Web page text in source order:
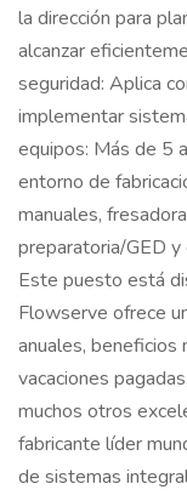
la dirección para
alcanzar
seguridad: Aplica
implementar
equipos: Más de 5
entorno de
manuales,
preparatoria/GED
Este puesto está
Flowserve ofrece
anuales, beneficios
vacaciones
muchos otros
fabricante líder
de sistemas